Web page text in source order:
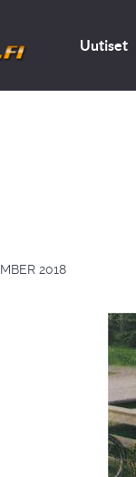
Uutiset
2018